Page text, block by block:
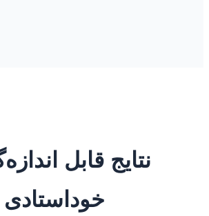
نتایج قابل
خوداستادی